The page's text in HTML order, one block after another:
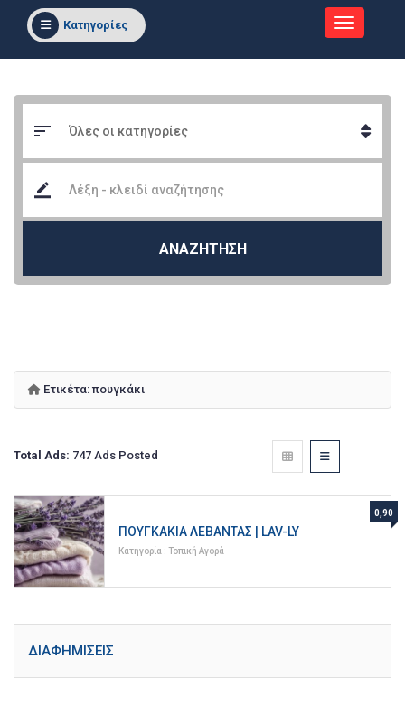
Κατηγορίες
ΑΝΑΖΗΤΗΣΗ
Ετικέτα: πουγκάκι
Total Ads: 747 Ads Posted
0,90
ΠΟΥΓΚΆΚΙΑ ΛΕΒΆΝΤΑΣ | LAV-LY
Κατηγορία : Τοπική Αγορά
ΔΙΑΦΗΜΊΣΕΙΣ